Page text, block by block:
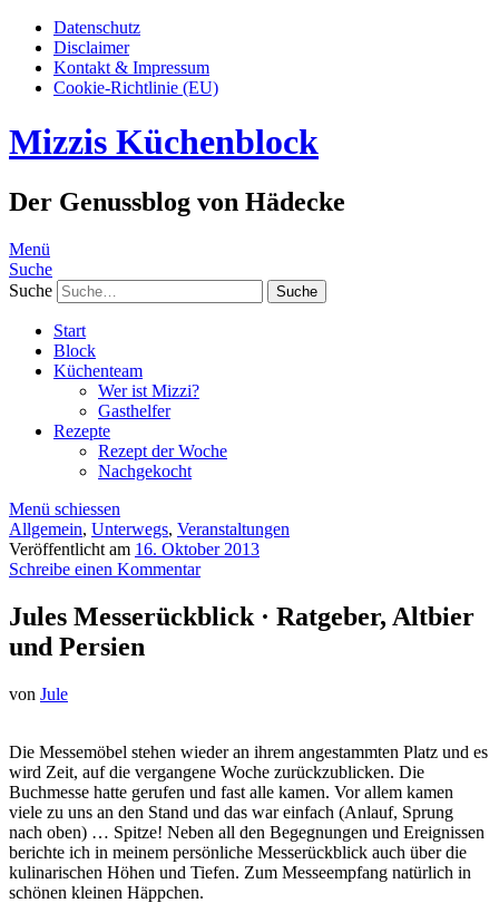
Datenschutz
Disclaimer
Kontakt & Impressum
Cookie-Richtlinie (EU)
Mizzis Küchenblock
Der Genussblog von Hädecke
Menü
Suche
Suche
Start
Block
Küchenteam
Wer ist Mizzi?
Gasthelfer
Rezepte
Rezept der Woche
Nachgekocht
Menü schiessen
Allgemein, Unterwegs, Veranstaltungen
Veröffentlicht am 16. Oktober 2013
Schreibe einen Kommentar
Jules Messerückblick · Ratgeber, Altbier
und Persien
von Jule
Die Messemöbel stehen wieder an ihrem angestammten Platz und es
wird Zeit, auf die vergangene Woche zurückzublicken. Die
Buchmesse hatte gerufen und fast alle kamen. Vor allem kamen
viele zu uns an den Stand und das war einfach (Anlauf, Sprung
nach oben) … Spitze! Neben all den Begegnungen und Ereignissen
berichte ich in meinem persönliche Messerückblick auch über die
kulinarischen Höhen und Tiefen. Zum Messeempfang natürlich in
schönen kleinen Häppchen.